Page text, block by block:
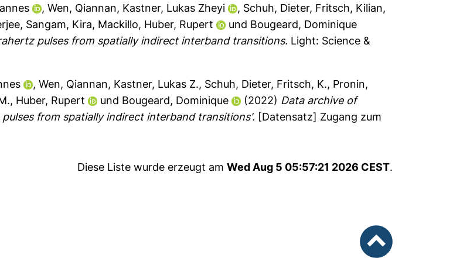
,Wen, Qiannan, Kastner, Lukas Zheyi , Schuh, Dieter, Fritsch, Kilian,
Sangam, Kira, Mackillo, Huber, Rupert und Bougeard, Dominique
pulses from spatially indirect interband transitions. Light: Science &
,Wen, Qiannan, Kastner, Lukas Z., Schuh, Dieter, Fritsch, K., Pronin,
, Huber, Rupert und Bougeard, Dominique (2022) Data archive of
from spatially indirect interband transitions'. [Datensatz] Zugang zum
Diese Liste wurde erzeugt am Wed Aug 5 05:57:21 2026 CEST.